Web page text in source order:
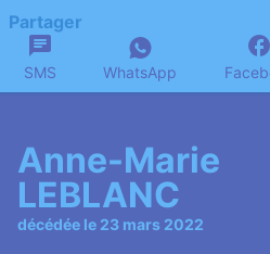
Partager
SMS WhatsApp
Anne-Marie
LEBLANC
décédée le 23 mars 2022